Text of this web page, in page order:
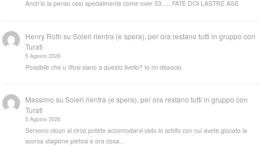
Anch'io la penso così specialmente come over 33..... FATE DOI LASTRE ASE
Henry Roth suSoleri rientra (e spera), per ora restano tutti in gruppo con
Turati
5 Agosto 2026
Possibile che u tifosi siano a questo livello? Io mi dissocio.
Massimo suSoleri rientra (e spera), per ora restano tutti in gruppo con
Turati
5 Agosto 2026
Servono cloun al circo potete accomodarvi visto lo schifo con cui avete giocato la
scorsa stagione pietosi e ora cosa…